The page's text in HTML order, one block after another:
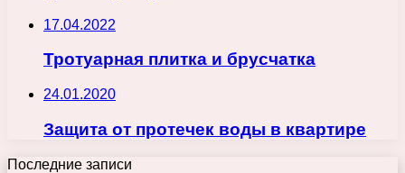
17.04.2022
Тротуарная плитка и брусчатка
24.01.2020
Защита от протечек воды в квартире
Последние записи